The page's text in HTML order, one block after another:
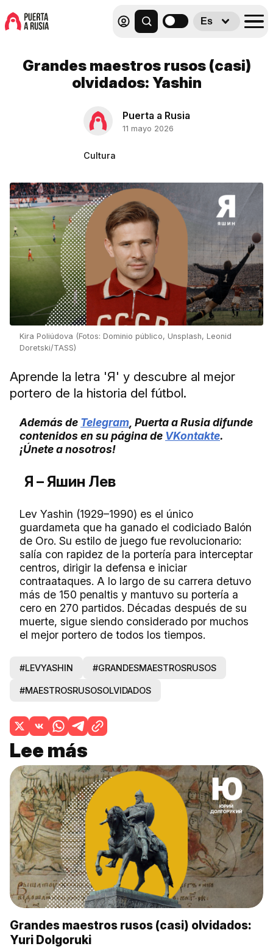
Es
Grandes maestros rusos (casi)
olvidados: Yashin
Puerta a Rusia
11 mayo 2026
Cultura
Kira Poliúdova (Fotos: Dominio público, Unsplash, Leonid
Doretski/TASS)
Aprende la letra 'Я' y descubre al mejor
portero de la historia del fútbol.
Además de Telegram , Puerta a Rusia difunde
contenidos en su página de VKontakte.
¡Únete a nosotros!
Я – Яшин Лев
Lev Yashin (1929–1990) es el único
guardameta que ha ganado el codiciado Balón
de Oro. Su estilo de juego fue revolucionario:
salía con rapidez de la portería para interceptar
centros, dirigir la defensa e iniciar
contraataques. A lo largo de su carrera detuvo
más de 150 penaltis y mantuvo su portería a
cero en 270 partidos. Décadas después de su
muerte, sigue siendo considerado por muchos
el mejor portero de todos los tiempos.
#LEVYASHIN #GRANDESMAESTROSRUSOS
#MAESTROSRUSOSOLVIDADOS
Lee más
Grandes maestros rusos (casi) olvidados:
Yuri Dolgoruki